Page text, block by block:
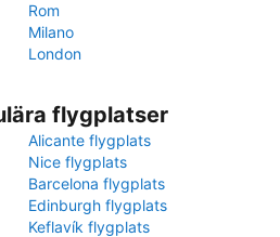
Rom
Milano
London
flygplatser
Alicante flygplats
Nice flygplats
Barcelona flygplats
Edinburgh flygplats
Keflavík flygplats